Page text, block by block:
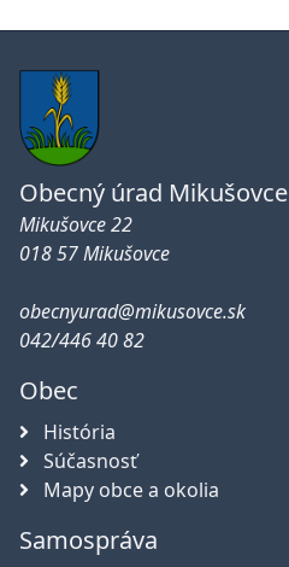
Obecný úrad Mikušovce
Mikušovce 22
018 57 Mikušovce
obecnyurad@mikusovce.sk
042/446 40 82
Obec
História
Súčasnosť
Mapy obce a okolia
Samospráva